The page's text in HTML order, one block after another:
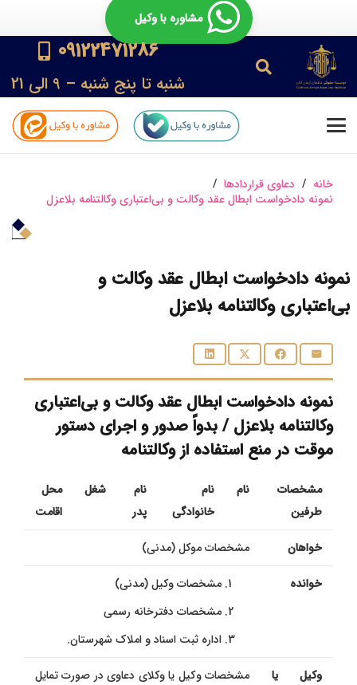
مشاوره با وکیل
09122471286
شنبه تا پنج شنبه – 9 الی 21
خانه / دعاوی قراردادها /
نمونه دادخواست ابطال عقد وکالت و بی‌اعتباری وکالتنامه بلاعزل
نمونه دادخواست ابطال عقد وکالت و
بی‌اعتباری وکالتنامه بلاعزل
نمونه دادخواست ابطال عقد وکالت و بی‌اعتباری
وکالتنامه بلاعزل / بدواً صدور و اجرای دستور
موقت در منع استفاده از وکالتنامه
مشخصات
طرفین
نام
نام
خانوادگی
نام
پدر
شغل
محل
اقامت
خواهان مشخصات موکل (مدنی)
خوانده
مشخصات وکیل (مدنی)
مشخصات دفترخانه رسمی
اداره ثبت اسناد و املاک شهرستان.
وکیل یا
مشخصات وكیل یا وکلای دعاوی در صورت تمایل